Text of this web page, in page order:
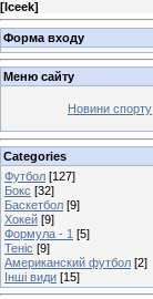
[Iceek]
Форма входу
Меню сайту
Новини спорту
Categories
Футбол [127]
Бокс [32]
Баскетбол [9]
Хокей [9]
Формула - 1 [5]
Теніс [9]
Американский футбол [2]
Інші види [15]